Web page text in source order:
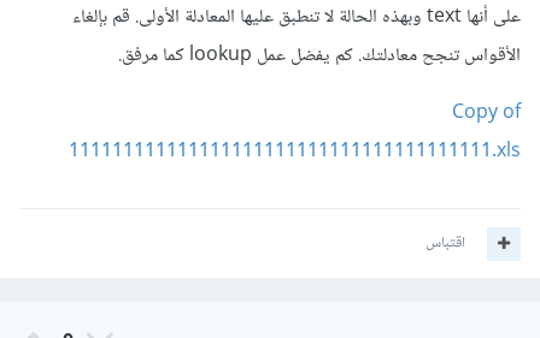
على أنها text وبهذه الحالة لا تنطبق عليها المعادلة الأولى. قم بإلغاء
الأقواس تنجح معادلتك. كم يفضل عمل lookup كما مرفق.
Copy of
111111111111111111111111111111111111111.xls
اقتباس